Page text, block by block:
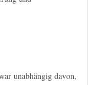
unabhängig davon,